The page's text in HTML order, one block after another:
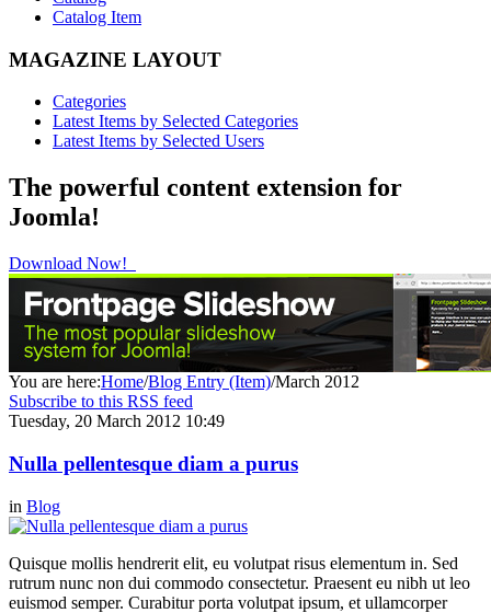
Catalog Item
MAGAZINE LAYOUT
Categories
Latest Items by Selected Categories
Latest Items by Selected Users
The powerful content extension for
Joomla!
Download Now!
You are here:Home/Blog Entry (Item)/March 2012
Subscribe to this RSS feed
Tuesday, 20 March 2012 10:49
Nulla pellentesque diam a purus
in Blog
Quisque mollis hendrerit elit, eu volutpat risus elementum in. Sed
rutrum nunc non dui commodo consectetur. Praesent eu nibh ut leo
euismod semper. Curabitur porta volutpat ipsum, et ullamcorper